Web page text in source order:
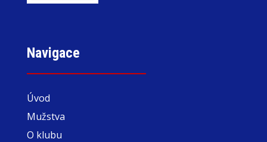
Navigace
Úvod
Mužstva
O klubu